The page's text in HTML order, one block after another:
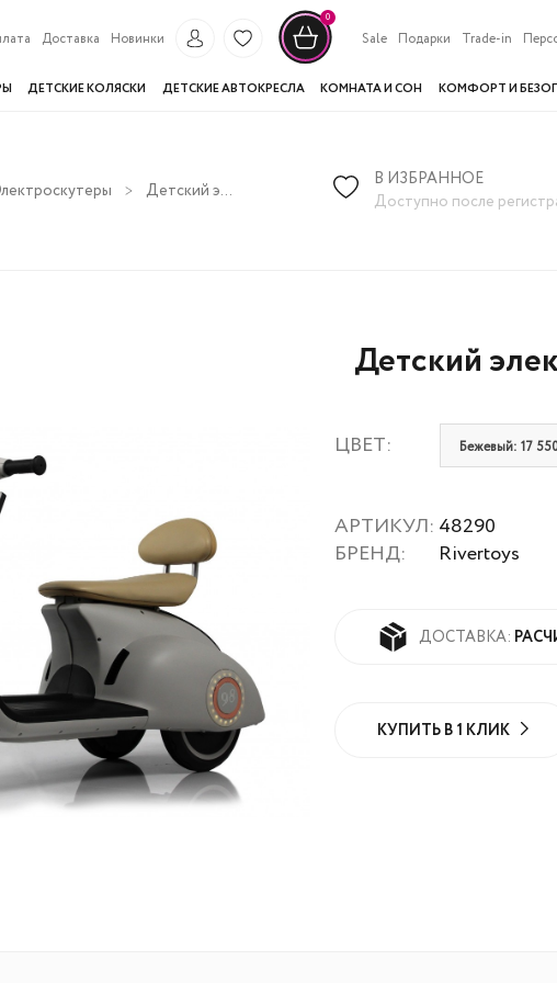
Доставка Новинки
0
Sale Подарки Trade-in
ДЕТСКИЕ КОЛЯСКИ ДЕТСКИЕ АВТОКРЕСЛА КОМНАТА И СОН КОМФОРТ И
Детский электроскутер Rivertoys K777PX-A
В ИЗБРАННОЕ
Доступно после
Детский
ЦВЕТ: Бежевый: 17
АРТИКУЛ:
БРЕНД:
48290
Rivertoys
ДОСТАВКА:
КУПИТЬ В 1 КЛИК